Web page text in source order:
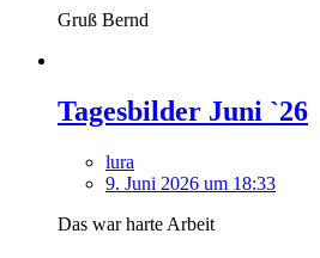
Gruß Bernd
Tagesbilder Juni `26
lura
9. Juni 2026 um 18:33
Das war harte Arbeit